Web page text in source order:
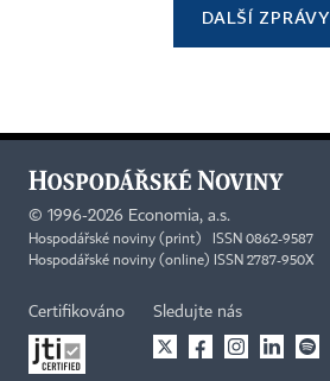
DALŠÍ ZPRÁVY
© 1996-2026 Economia, a.s.
Hospodářské noviny (print) ISSN 0862-9587
Hospodářské noviny (online) ISSN 2787-950X
Certifikováno Sledujte nás